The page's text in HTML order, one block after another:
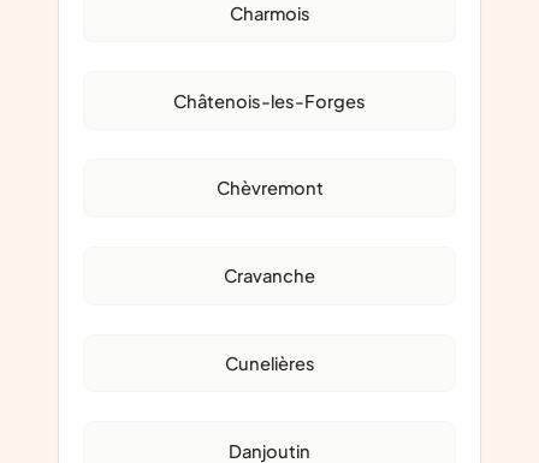
Charmois
Châtenois-les-Forges
Chèvremont
Cravanche
Cunelières
Danjoutin